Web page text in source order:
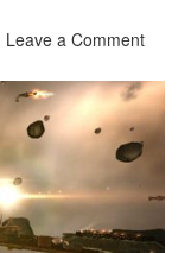
Leave a Comment